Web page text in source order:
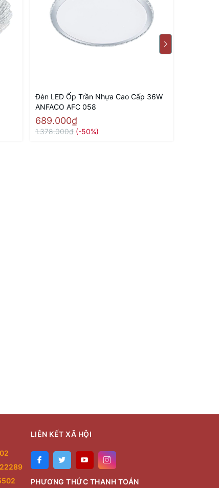
Đèn LED Ốp Trần Nhựa Cao Cấp 36W
ANFACO AFC 058
689.000₫
1.378.000₫ (-50%)
LIÊN KẾT XÃ HỘI
PHƯƠNG THỨC THANH TOÁN